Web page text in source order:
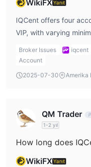
IQCent, herhangi bir
Minimum para yatırma
20 $'dır.
Para Yatırma Seçenekleri
WikiFXYanıt
IQCent offers four
VIP, with varying
features tailored to
Broker Issues iqcent
Account
2025-07-30
Amerika
QM Trader
1-2 yıl
How long does
WikiFXYanıt